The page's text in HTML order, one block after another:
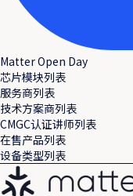
Matter Open Day
芯片模块列表
服务商列表
技术方案商列表
CMGC认证讲师列表
在售产品列表
设备类型列表